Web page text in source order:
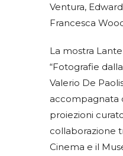
Ventura,
Francesca
La mostra
“Fotografie
Valerio De
accompagnata
proiezioni
collaborazione
Cinema e il